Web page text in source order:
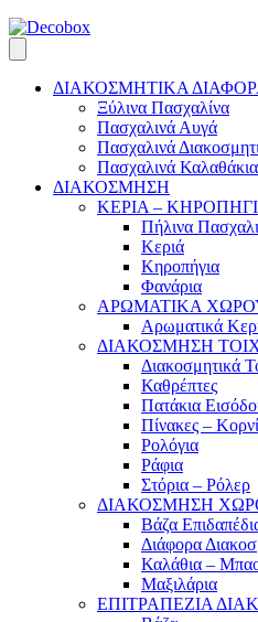
ΔΙΑΚΟΣΜΗΤΙΚΑ
Ξύλινα Πασχαλίνα
Πασχαλινά Αυγά
Πασχαλινά
Πασχαλινά Καλαθάκια
ΔΙΑΚΟΣΜΗΣΗ
ΚΕΡΙΑ –
Πήλινα
Κεριά
Κηροπήγια
Φανάρια
ΑΡΩΜΑΤΙΚΑ
Αρωματικά
ΔΙΑΚΟΣΜΗΣΗ
Διακοσμητικά
Καθρέπτες
Πατάκια
Πίνακες –
Ρολόγια
Ράφια
Στόρια – Ρόλερ
ΔΙΑΚΟΣΜΗΣΗ
Βάζα
Διάφορα
Καλάθια –
Μαξιλάρια
ΕΠΙΤΡΑΠΕΖΙΑ